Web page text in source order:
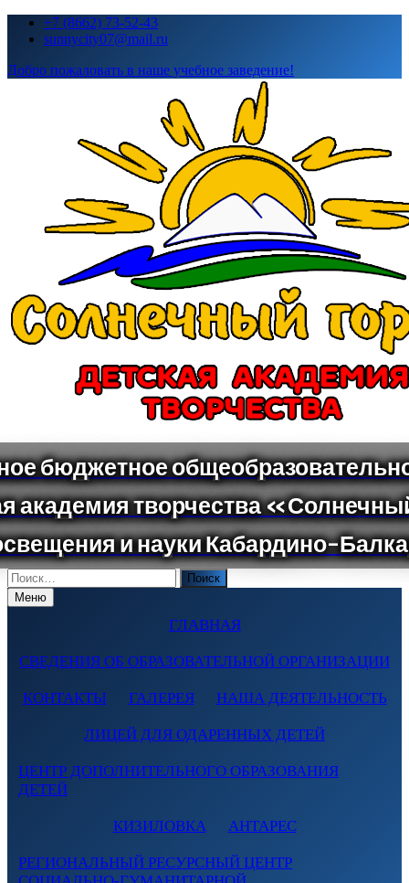
Перейти+7 (8662) 73-52-43
sunnycity07@mail.ru
Добро пожаловать в наше учебное заведение!
Поиск
по:Меню
ГЛАВНАЯ
СВЕДЕНИЯ ОБ ОБРАЗОВАТЕЛЬНОЙ ОРГАНИЗАЦИИ
КОНТАКТЫ ГАЛЕРЕЯ НАША ДЕЯТЕЛЬНОСТЬ
ЛИЦЕЙ ДЛЯ ОДАРЕННЫХ ДЕТЕЙ
ЦЕНТР ДОПОЛНИТЕЛЬНОГО ОБРАЗОВАНИЯ
ДЕТЕЙ
КИЗИЛОВКА АНТАРЕС
РЕГИОНАЛЬНЫЙ РЕСУРСНЫЙ ЦЕНТР